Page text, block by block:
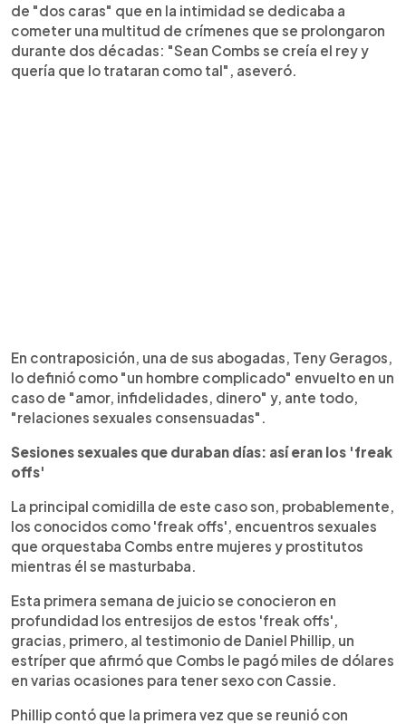
de "dos caras" que en la intimidad se dedicaba a
cometer una multitud de crímenes que se prolongaron
durante dos décadas: "Sean Combs se creía el rey y
quería que lo trataran como tal", aseveró.
En contraposición, una de sus abogadas, Teny Geragos,
lo definió como "un hombre complicado" envuelto en un
caso de "amor, infidelidades, dinero" y, ante todo,
"relaciones sexuales consensuadas".
Sesiones sexuales que duraban días: así eran los 'freak
offs'
La principal comidilla de este caso son, probablemente,
los conocidos como 'freak offs', encuentros sexuales
que orquestaba Combs entre mujeres y prostitutos
mientras él se masturbaba.
Esta primera semana de juicio se conocieron en
profundidad los entresijos de estos 'freak offs',
gracias, primero, al testimonio de Daniel Phillip, un
estríper que afirmó que Combs le pagó miles de dólares
en varias ocasiones para tener sexo con Cassie.
Phillip contó que la primera vez que se reunió con